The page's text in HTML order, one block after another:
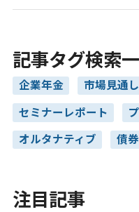
記事タグ検索
企業年金 市場見通し
セミナーレポート
オルタナティブ 債券
注目記事